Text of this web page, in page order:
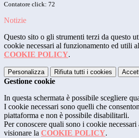
Contatore click: 72
Notizie
Questo sito o gli strumenti terzi da questo
cookie necessari al funzionamento ed utili
COOKIE POLICY.
Personalizza Rifiuta tutti i cookies
Gestione cookie
In questa schermata è possibile scegliere
I cookie necessari sono quelli che
piattaforma e non è possibile disabilitarli.
Per conoscere quali sono i cookie
visionare la COOKIE POLICY.